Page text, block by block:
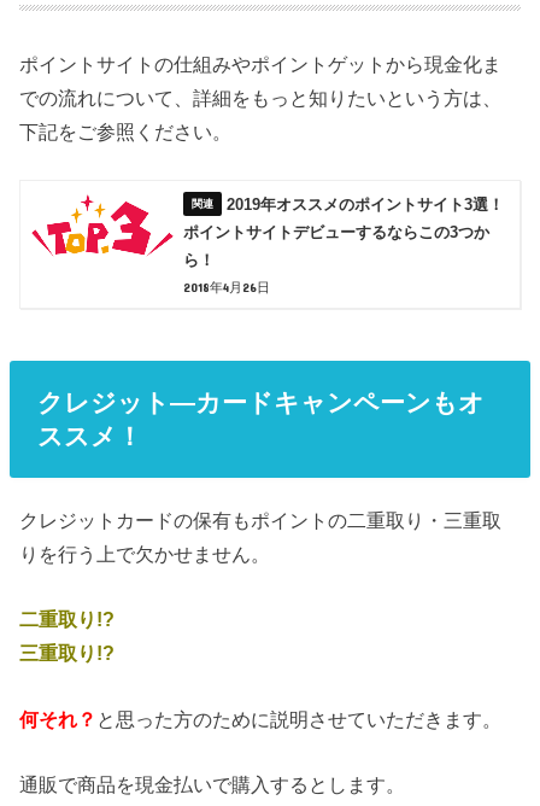
ポイントサイトの仕組みやポイントゲットから現金化ま
での流れについて、詳細をもっと知りたいという方は、
下記をご参照ください。
2019年オススメのポイントサイト3選！
ポイントサイトデビューするならこの3つか
ら！
2018年4月26日
クレジット―カードキャンペーンもオ
ススメ！
クレジットカードの保有もポイントの二重取り・三重取
りを行う上で欠かせません。
二重取り!?
三重取り!?
何それ？ と思った方のために説明させていただきます。
通販で商品を現金払いで購入するとします。